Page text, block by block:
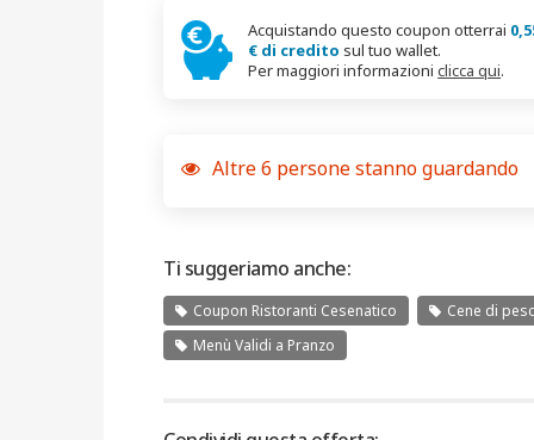
Acquistando questo coupon otterrai
€ di credito sul tuo wallet.
Per maggiori informazioniclicca qui.
Altre6 persone stanno guardando
Ti suggeriamo anche:
Coupon Ristoranti Cesenatico
Cene di
Menù Validi a Pranzo